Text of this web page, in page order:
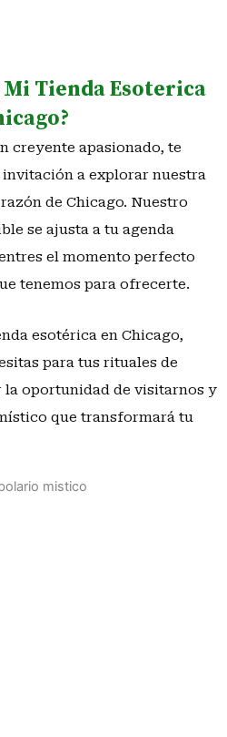
Tienda Esoterica
creyente apasionado, te
a explorar nuestra
de Chicago. Nuestro
se ajusta a tu agenda
el momento perfecto
tenemos para ofrecerte.
esotérica en Chicago,
para tus rituales de
la oportunidad de visitarnos y
que transformará tu